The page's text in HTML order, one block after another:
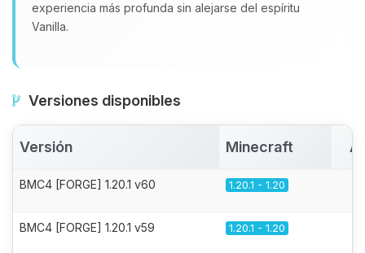
experiencia más profunda sin alejarse del espíritu
Vanilla.
Versiones disponibles
Versión Minecraft
BMC4 [FORGE] 1.20.1 v60 1.20.1 - 1.20
BMC4 [FORGE] 1.20.1 v59 1.20.1 - 1.20